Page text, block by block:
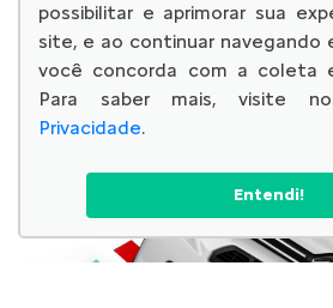
Fale com um
possibilitar e aprimorar sua
site, e ao continuar navegando
você concorda com a coleta
Para saber mais, visite
Privacidade.
Entendi!